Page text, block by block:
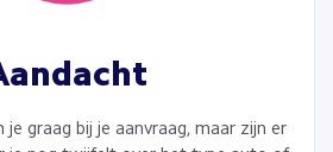
je graag bij je aanvraag, maar zijn er